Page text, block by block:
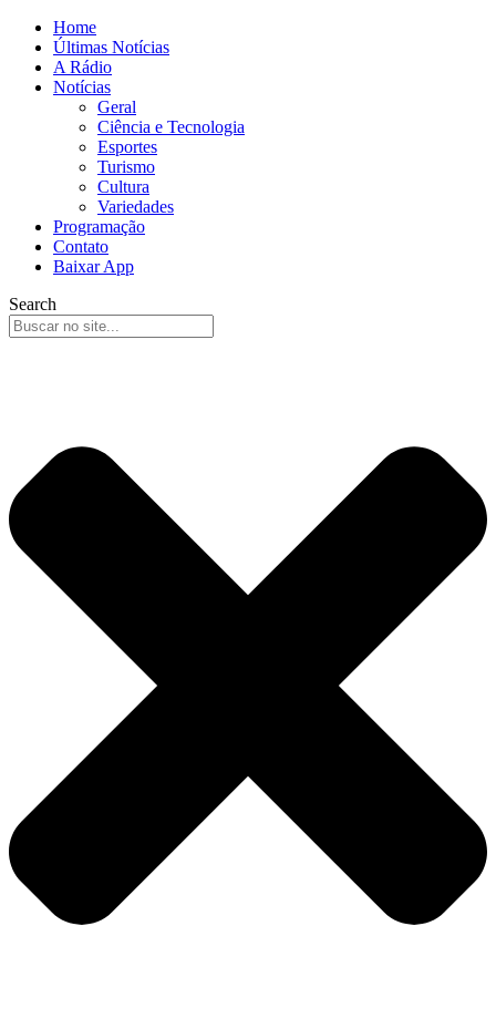
Home
Últimas Notícias
A Rádio
Notícias
Geral
Ciência e Tecnologia
Esportes
Turismo
Cultura
Variedades
Programação
Contato
Baixar App
Search